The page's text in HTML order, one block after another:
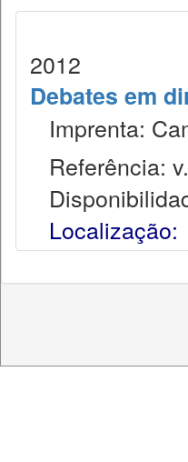
2012
Debates em
Imprenta:
Referência:
Localização: